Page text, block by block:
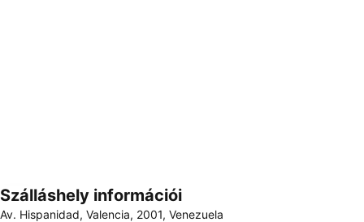
Nagy méretű térkép
Szálláshely információi
Av. Hispanidad, Valencia, 2001, Venezuela